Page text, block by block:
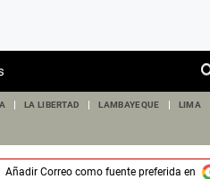
LA LIBERTAD LAMBAYEQUE LIMA
Añadir Correocomo fuente preferida en